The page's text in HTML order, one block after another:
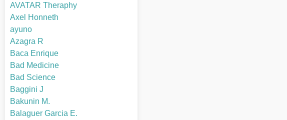
AVATAR Theraphy
Axel Honneth
ayuno
Azagra R
Baca Enrique
Bad Medicine
Bad Science
Baggini J
Bakunin M.
Balaguer Garcia E.